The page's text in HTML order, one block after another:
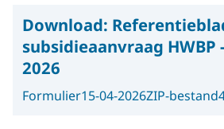
Download:
subsidieaanvraag
2026
Formulier15-04-2026ZIP-bestand